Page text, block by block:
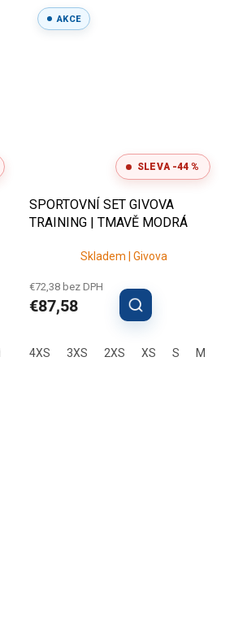
XL 2XL 3XL
AKCE
SLEVA -44 %
SPORTOVNÍ SET GIVOVA
TRAINING | TMAVĚ MODRÁ
Skladem | Givova
€72,38 bez DPH
€87,58
4XS 3XS 2XS XS S M